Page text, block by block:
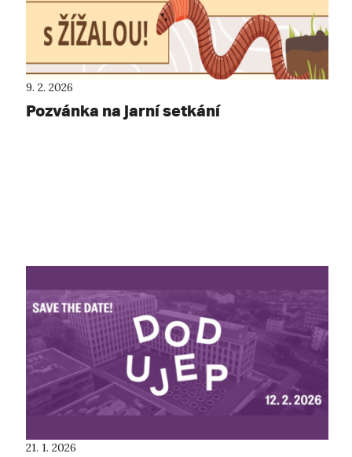
9. 2. 2026
Pozvánka na jarní setkání
21. 1. 2026